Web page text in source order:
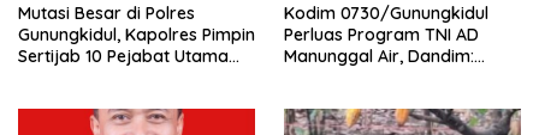
Mutasi Besar di Polres
Gunungkidul, Kapolres Pimpin
Sertijab 10 Pejabat Utama
Kodim 0730/Gunungkidul
Perluas Program TNI AD
Manunggal Air, Dandim: